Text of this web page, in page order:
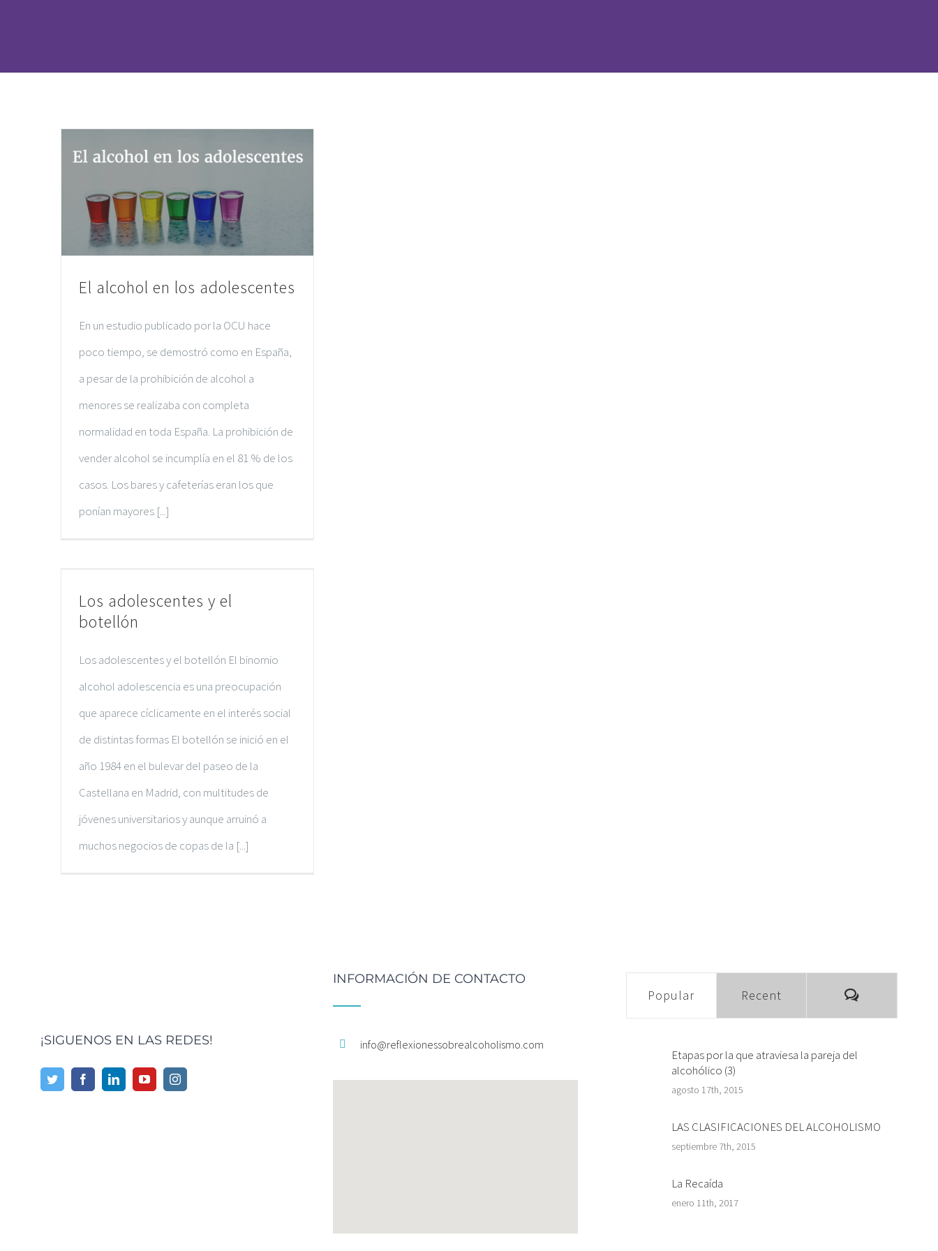
El alcohol en los adolescentes
En un estudio publicado por la OCU hace
poco tiempo, se demostró como en España,
a pesar de la prohibición de alcohol a
menores se realizaba con completa
normalidad en toda España. La prohibición de
vender alcohol se incumplía en el 81 % de los
casos. Los bares y cafeterías eran los que
ponían mayores [...]
Los adolescentes y el
botellón
Los adolescentes y el botellón El binomio
alcohol adolescencia es una preocupación
que aparece cíclicamente en el interés social
de distintas formas El botellón se inició en el
año 1984 en el bulevar del paseo de la
Castellana en Madrid, con multitudes de
jóvenes universitarios y aunque arruinó a
muchos negocios de copas de la [...]
¡SIGUENOS EN LAS REDES!
INFORMACIÓN DE CONTACTO
info@reflexionessobrealcoholismo. com
Popular Recent Comments
Etapas por la que atraviesa la pareja del
alcohólico (3)
agosto 17th, 2015
LAS CLASIFICACIONES DEL ALCOHOLISMO
septiembre 7th, 2015
La Recaída
enero 11th, 2017